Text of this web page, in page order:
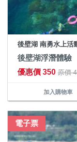
後壁湖 南勇水上活
後壁湖浮潛體驗
優惠價 350 原價
加入購物車
電子票